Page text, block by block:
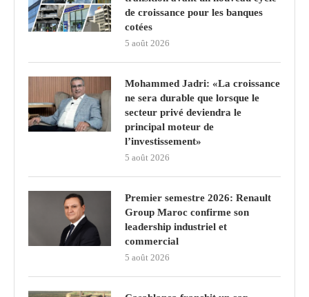
de croissance pour les banques
cotées
5 août 2026
Mohammed Jadri: «La croissance
ne sera durable que lorsque le
secteur privé deviendra le
principal moteur de
l’investissement»
5 août 2026
Premier semestre 2026: Renault
Group Maroc confirme son
leadership industriel et
commercial
5 août 2026